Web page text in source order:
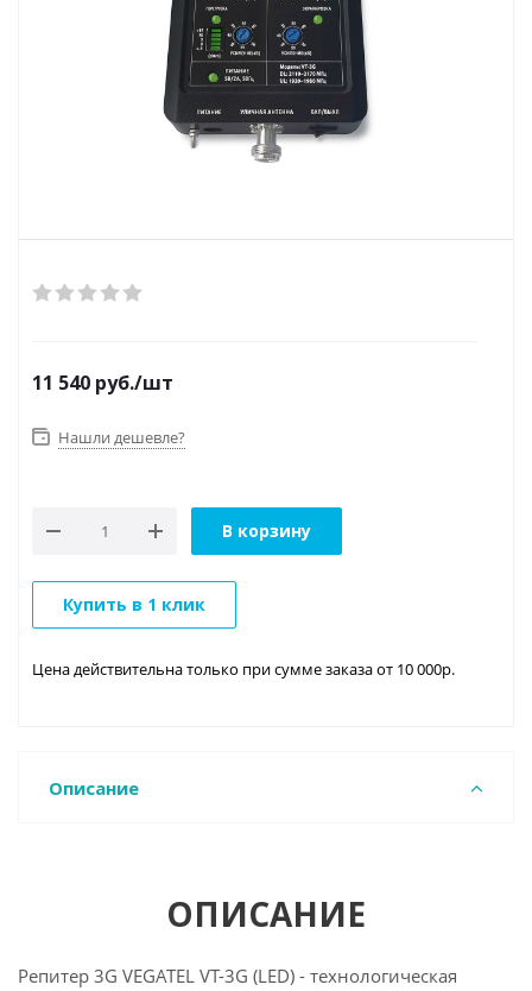
11 540 руб./шт
Нашли дешевле?
В корзину
Купить в 1 клик
Цена действительна только при сумме заказа от 10 000р.
Описание
ОПИСАНИЕ
Репитер 3G VEGATEL VT-3G (LED) - технологическая